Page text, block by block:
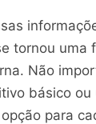
tornou uma
Não
básico
para